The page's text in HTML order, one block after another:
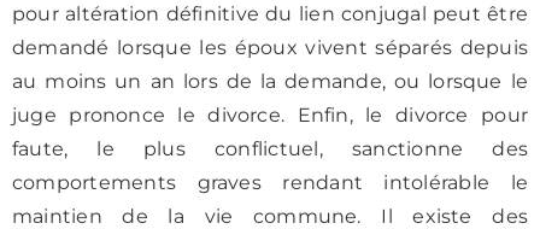
pour altération définitive du lien conjugal peut être
demandé lorsque les époux vivent séparés depuis
au moins un an lors de la demande, ou lorsque le
juge prononce le divorce. Enfin, le divorce pour
faute, le plus conflictuel, sanctionne des
comportements graves rendant intolérable le
maintien de la vie commune. Il existe des